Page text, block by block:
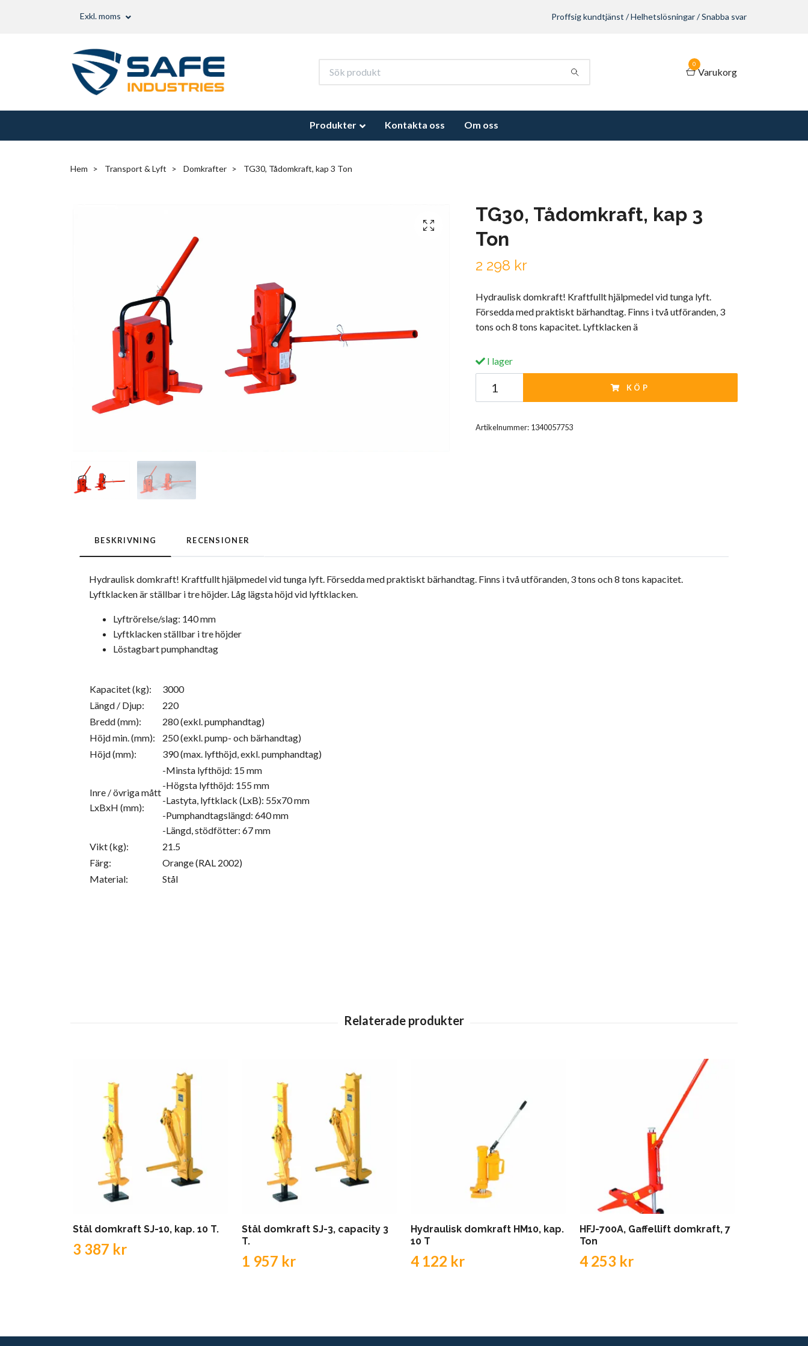
Exkl. moms Proffsig kundtjänst / Helhetslösningar / Snabba svar
0
Varukorg
Produkter Kontakta oss Om oss
Hem Transport & Lyft Domkrafter TG30, Tådomkraft, kap 3 Ton
TG30, Tådomkraft, kap 3
Ton
2 298 kr
Hydraulisk domkraft! Kraftfullt hjälpmedel vid tunga lyft.
Försedda med praktiskt bärhandtag. Finns i två utföranden, 3
tons och 8 tons kapacitet. Lyftklacken ä
I lager
KÖP
Artikelnummer: 1340057753
BESKRIVNING RECENSIONER
Hydraulisk domkraft! Kraftfullt hjälpmedel vid tunga lyft. Försedda med praktiskt bärhandtag. Finns i två utföranden, 3 tons och 8 tons kapacitet.
Lyftklacken är ställbar i tre höjder. Låg lägsta höjd vid lyftklacken.
Lyftrörelse/slag: 140 mm
Lyftklacken ställbar i tre höjder
Löstagbart pumphandtag
Kapacitet (kg):
3000
Längd / Djup:
220
Bredd (mm):
280 (exkl. pumphandtag)
Höjd min. (mm):
250 (exkl. pump- och bärhandtag)
Höjd (mm):
390 (max. lyfthöjd, exkl. pumphandtag)
Inre / övriga mått
LxBxH (mm):
-Minsta lyfthöjd: 15 mm
-Högsta lyfthöjd: 155 mm
-Lastyta, lyftklack (LxB): 55x70 mm
-Pumphandtagslängd: 640 mm
-Längd, stödfötter: 67 mm
Vikt (kg):
21.5
Färg:
Orange (RAL 2002)
Material:
Stål
Stål domkraft SJ-10, kap. 10 T.
3 387 kr
Stål domkraft SJ-3, capacity 3
T.
1 957 kr
Hydraulisk domkraft HM10, kap.
10 T
4 122 kr
HFJ-700A, Gaffellift domkraft, 7
Ton
4 253 kr